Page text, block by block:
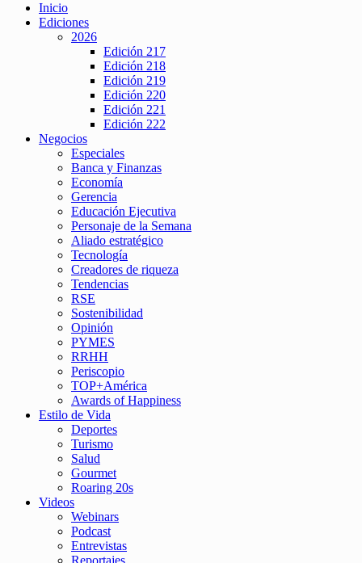
Inicio
Ediciones
2026
Edición 217
Edición 218
Edición 219
Edición 220
Edición 221
Edición 222
Negocios
Especiales
Banca y Finanzas
Economía
Gerencia
Educación Ejecutiva
Personaje de la Semana
Aliado estratégico
Tecnología
Creadores de riqueza
Tendencias
RSE
Sostenibilidad
Opinión
PYMES
RRHH
Periscopio
TOP+América
Awards of Happiness
Estilo de Vida
Deportes
Turismo
Salud
Gourmet
Roaring 20s
Videos
Webinars
Podcast
Entrevistas
Reportajes